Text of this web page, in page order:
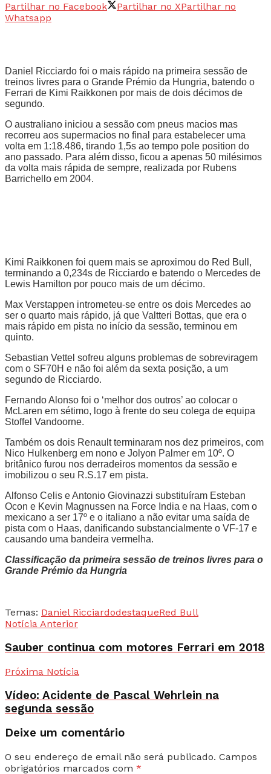
Partilhar no Facebook Partilhar no XPartilhar no
Whatsapp
Daniel Ricciardo foi o mais rápido na primeira sessão de
treinos livres para o Grande Prémio da Hungria, batendo o
Ferrari de Kimi Raikkonen por mais de dois décimos de
segundo.
O australiano iniciou a sessão com pneus macios mas
recorreu aos supermacios no final para estabelecer uma
volta em 1:18.486, tirando 1,5s ao tempo pole position do
ano passado. Para além disso, ficou a apenas 50 milésimos
da volta mais rápida de sempre, realizada por Rubens
Barrichello em 2004.
Kimi Raikkonen foi quem mais se aproximou do Red Bull,
terminando a 0,234s de Ricciardo e batendo o Mercedes de
Lewis Hamilton por pouco mais de um décimo.
Max Verstappen intrometeu-se entre os dois Mercedes ao
ser o quarto mais rápido, já que Valtteri Bottas, que era o
mais rápido em pista no início da sessão, terminou em
quinto.
Sebastian Vettel sofreu alguns problemas de sobreviragem
com o SF70H e não foi além da sexta posição, a um
segundo de Ricciardo.
Fernando Alonso foi o ‘melhor dos outros’ ao colocar o
McLaren em sétimo, logo à frente do seu colega de equipa
Stoffel Vandoorne.
Também os dois Renault terminaram nos dez primeiros, com
Nico Hulkenberg em nono e Jolyon Palmer em 10º. O
britânico furou nos derradeiros momentos da sessão e
imobilizou o seu R.S.17 em pista.
Alfonso Celis e Antonio Giovinazzi substituíram Esteban
Ocon e Kevin Magnussen na Force India e na Haas, com o
mexicano a ser 17º e o italiano a não evitar uma saída de
pista com o Haas, danificando substancialmente o VF-17 e
causando uma bandeira vermelha.
Classificação da primeira sessão de treinos livres para o
Grande Prémio da Hungria
Temas: Daniel RicciardodestaqueRed Bull
Notícia Anterior
Sauber continua com motores Ferrari em 2018
Próxima Notícia
Vídeo: Acidente de Pascal Wehrlein na
segunda sessão
Deixe um comentário
O seu endereço de email não será publicado. Campos
obrigatórios marcados com *